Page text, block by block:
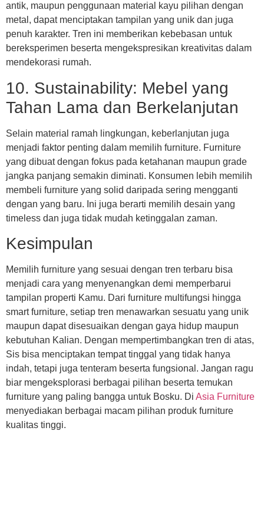
antik, maupun penggunaan material kayu pilihan dengan
metal, dapat menciptakan tampilan yang unik dan juga
penuh karakter. Tren ini memberikan kebebasan untuk
bereksperimen beserta mengekspresikan kreativitas dalam
mendekorasi rumah.
10. Sustainability: Mebel yang
Tahan Lama dan Berkelanjutan
Selain material ramah lingkungan, keberlanjutan juga
menjadi faktor penting dalam memilih furniture. Furniture
yang dibuat dengan fokus pada ketahanan maupun grade
jangka panjang semakin diminati. Konsumen lebih memilih
membeli furniture yang solid daripada sering mengganti
dengan yang baru. Ini juga berarti memilih desain yang
timeless dan juga tidak mudah ketinggalan zaman.
Kesimpulan
Memilih furniture yang sesuai dengan tren terbaru bisa
menjadi cara yang menyenangkan demi memperbarui
tampilan properti Kamu. Dari furniture multifungsi hingga
smart furniture, setiap tren menawarkan sesuatu yang unik
maupun dapat disesuaikan dengan gaya hidup maupun
kebutuhan Kalian. Dengan mempertimbangkan tren di atas,
Sis bisa menciptakan tempat tinggal yang tidak hanya
indah, tetapi juga tenteram beserta fungsional. Jangan ragu
biar mengeksplorasi berbagai pilihan beserta temukan
furniture yang paling bangga untuk Bosku. Di Asia Furniture
menyediakan berbagai macam pilihan produk furniture
kualitas tinggi.